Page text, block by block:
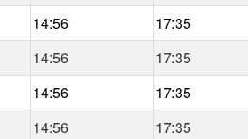
14:56 17:35
14:56 17:35
14:56 17:35
14:56 17:35